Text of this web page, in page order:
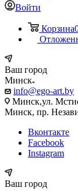
Войти
Корзина
Ваш город
Минск
info@ego-art.by
Минск,ул.
Минск, пр.
Вконтакте
Facebook
Instagram
Ваш город